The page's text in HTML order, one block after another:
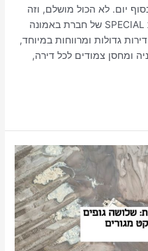
יום. לא הכול מושלם, וזה
בדיוק הקסם של בית אמיתי. כרמי גת SPECIAL של חברת באמונה
גדולות ומרווחות במיוחד,
ומחסן צמודים לכל דירה,